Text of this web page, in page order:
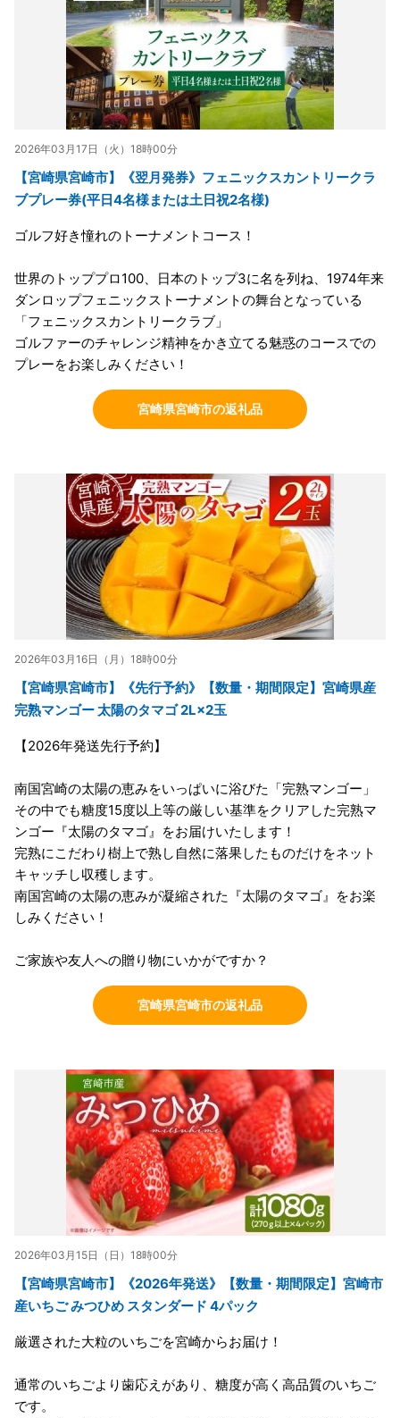
2026年03月17日（火）18時00分
【宮崎県宮崎市】《翌月発券》フェニックスカントリークラ
ブプレー券(平日4名様または土日祝2名様)
ゴルフ好き憧れのトーナメントコース！
世界のトッププロ100、日本のトップ3に名を列ね、1974年来
ダンロップフェニックストーナメントの舞台となっている
「フェニックスカントリークラブ」
ゴルファーのチャレンジ精神をかき立てる魅惑のコースでの
プレーをお楽しみください！
宮崎県宮崎市の返礼品
2026年03月16日（月）18時00分
【宮崎県宮崎市】《先行予約》【数量・期間限定】宮崎県産
完熟マンゴー 太陽のタマゴ 2L×2玉
【2026年発送先行予約】
南国宮崎の太陽の恵みをいっぱいに浴びた「完熟マンゴー」
その中でも糖度15度以上等の厳しい基準をクリアした完熟マ
ンゴー『太陽のタマゴ』をお届けいたします！
完熟にこだわり樹上で熟し自然に落果したものだけをネット
キャッチし収穫します。
南国宮崎の太陽の恵みが凝縮された『太陽のタマゴ』をお楽
しみください！
ご家族や友人への贈り物にいかがですか？
宮崎県宮崎市の返礼品
2026年03月15日（日）18時00分
【宮崎県宮崎市】《2026年発送》【数量・期間限定】宮崎市
産いちご みつひめ スタンダード 4パック
厳選された大粒のいちごを宮崎からお届け！
通常のいちごより歯応えがあり、糖度が高く高品質のいちご
です。